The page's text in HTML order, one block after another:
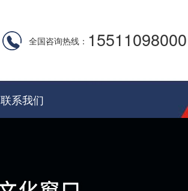
全国咨询热线： 15511098000
联系我们